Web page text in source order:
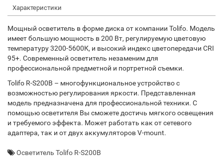
Характеристики
Мощный осветитель в форме диска от компании Tolifo. Модель
имеет большую мощность в 200 Вт, регулируемую цветовую
температуру 3200-5600К, и высокий индекс цветопередачи CRI
95+. Современный осветитель незаменим для
профессиональной предметной и портретной съемки.
Tolifo R-S200B – многофункциональное устройство с
возможностью регулирования яркости. Представленная
модель предназначена для профессиональной техники. С
помощью осветителя Вы сможете достичь мягкого освещения
и требуемого эффекта. Может работать как от сетевого
адаптера, так и от двух аккумуляторов V-mount.
Осветитель Tolifo R-S200B